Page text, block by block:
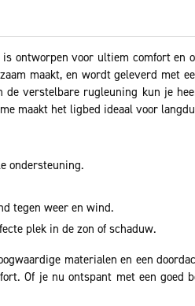
ontworpen voor ultiem comfort
maakt, en wordt geleverd met
verstelbare rugleuning kun je
maakt het ligbed ideaal voor
ondersteuning.
tegen weer en wind.
plek in de zon of schaduw.
materialen en een
Of je nu ontspant met een goed